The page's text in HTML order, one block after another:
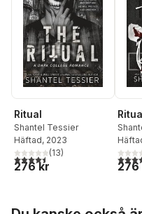
Ritual
Shantel Tessier
Häftad, 2023
4,5utav 5 stjärnor. Totalt antal
(13)
276 kr
3,7
276